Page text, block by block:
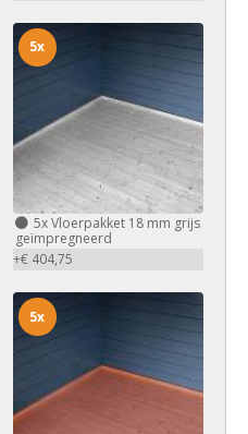
5xVloerpakket 18 mm grijs
geïmpregneerd
+€ 404,75
5x
5x